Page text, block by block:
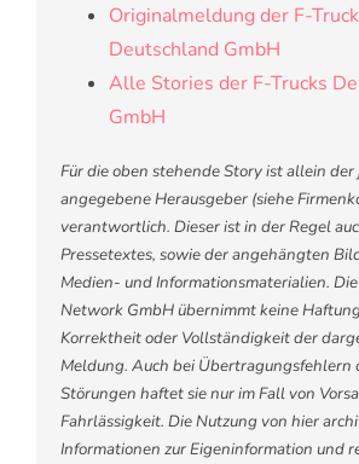
Originalmeldung der F-
Deutschland GmbH
Alle Stories der F-Trucks
GmbH
Für die oben stehende Story ist allein der
angegebene Herausgeber (siehe
verantwortlich. Dieser ist in der Regel
Pressetextes, sowie der angehängten
Medien- und Informationsmaterialien.
Network GmbH übernimmt keine
Korrektheit oder Vollständigkeit der
Meldung. Auch bei Übertragungsfehlern
Störungen haftet sie nur im Fall von
Fahrlässigkeit. Die Nutzung von hier
Informationen zur Eigeninformation und